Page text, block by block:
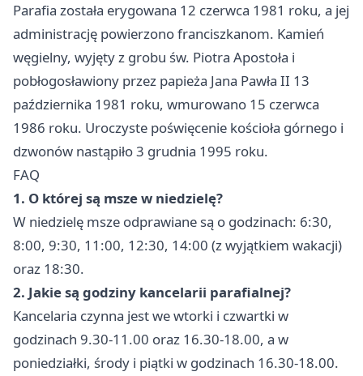
Parafia została erygowana 12 czerwca 1981 roku, a jej
administrację powierzono franciszkanom. Kamień
węgielny, wyjęty z grobu św. Piotra Apostoła i
pobłogosławiony przez papieża Jana Pawła II 13
października 1981 roku, wmurowano 15 czerwca
1986 roku. Uroczyste poświęcenie kościoła górnego i
dzwonów nastąpiło 3 grudnia 1995 roku.
FAQ
1. O której są msze w niedzielę?
W niedzielę msze odprawiane są o godzinach: 6:30,
8:00, 9:30, 11:00, 12:30, 14:00 (z wyjątkiem wakacji)
oraz 18:30.
2. Jakie są godziny kancelarii parafialnej?
Kancelaria czynna jest we wtorki i czwartki w
godzinach 9.30-11.00 oraz 16.30-18.00, a w
poniedziałki, środy i piątki w godzinach 16.30-18.00.